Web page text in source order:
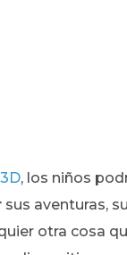
, los niños
sus aventuras,
otra cosa